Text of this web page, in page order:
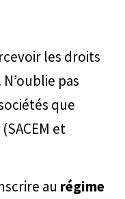
les droits
pas
que
et
au régime